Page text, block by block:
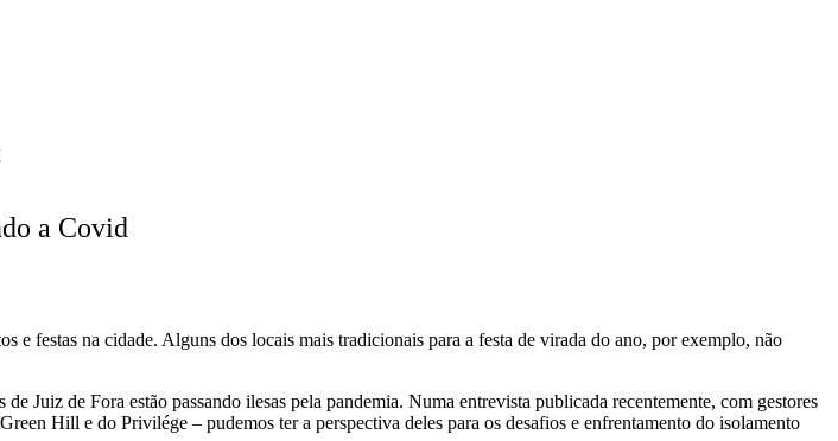
a Covid
e festas na cidade. Alguns dos locais mais tradicionais para a festa de virada do ano, por exemplo, não
Juiz de Fora estão passando ilesas pela pandemia. Numa entrevista publicada recentemente, com gestores
Hill e do Privilége – pudemos ter a perspectiva deles para os desafios e enfrentamento do isolamento